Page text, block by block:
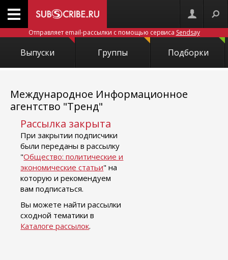
Отправляет email-рассылки с помощью сервиса Sendsay
Выпуски Группы Подборки
Международное Информационное
агентство "Тренд"
Рассылка закрыта
При закрытии подписчики
были переданы в рассылку
"Общество: политические и
экономические статьи" на
которую и рекомендуем
вам подписаться.
Вы можете найти рассылки
сходной тематики в
Каталоге рассылок.